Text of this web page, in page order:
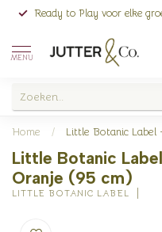
Ready to Play voor elke
MENU
Home / Little Botanic Label
Little Botanic
Oranje (95 cm)
LITTLE BOTANIC LABEL